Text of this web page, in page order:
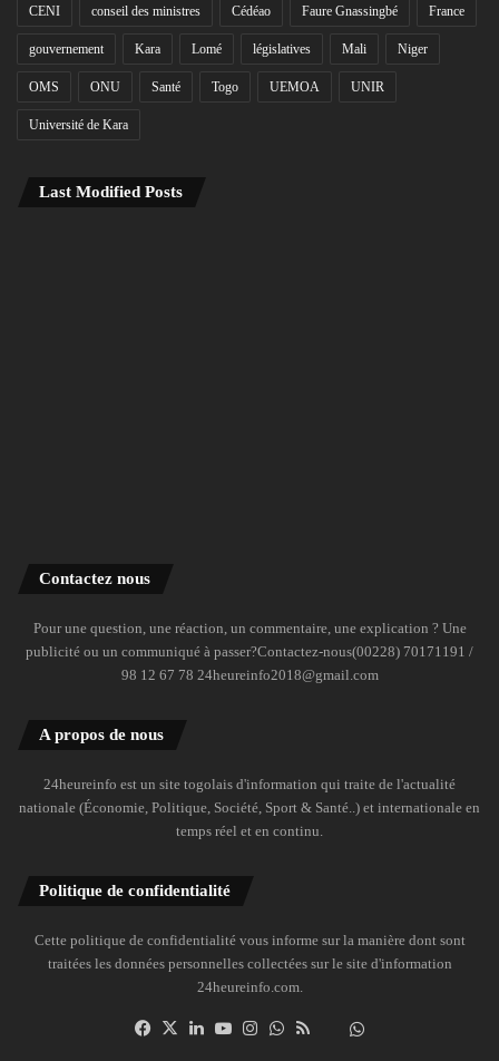
CENI conseil des ministres Cédéao Faure Gnassingbé France
gouvernement Kara Lomé législatives Mali Niger
OMS ONU Santé Togo UEMOA UNIR
Université de Kara
Last Modified Posts
Contactez nous
Pour une question, une réaction, un commentaire, une explication ? Une
publicité ou un communiqué à passer?Contactez-nous(00228) 70171191 /
98 12 67 78 24heureinfo2018@gmail.com
A propos de nous
24heureinfo est un site togolais d'information qui traite de l'actualité
nationale (Économie, Politique, Société, Sport & Santé..) et internationale en
temps réel et en continu.
Politique de confidentialité
Cette politique de confidentialité vous informe sur la manière dont sont
traitées les données personnelles collectées sur le site d'information
24heureinfo.com.
Facebook
X LinkedinYouTubeInstagramWhatsAppDailymotion